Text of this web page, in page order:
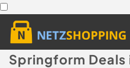
Springform